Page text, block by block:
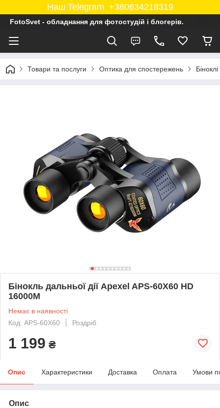
Наш Telegram +380634218319
FotoSvet - обладнання для фотостудій і блогерів.
Товари та послуги Оптика для спостережень Біноклі
Бінокль дальньої дії Apexel APS-60X60 HD
16000M
Немає в наявності
Код: APS-60X60
Роздріб
1 199 ₴
Опис Характеристики Доставка Оплата Умови
Опис